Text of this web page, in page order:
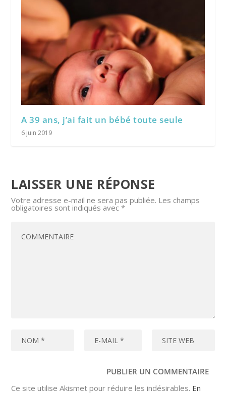
A 39 ans, j’ai fait un bébé toute seule
6 juin 2019
LAISSER UNE RÉPONSE
Votre adresse e-mail ne sera pas publiée. Les champs
obligatoires sont indiqués avec*
Ce site utilise Akismet pour réduire les indésirables. En